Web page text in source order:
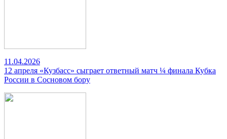
11.04.2026
12 апреля «Кузбасс» сыграет ответный матч ¼ финала Кубка
России в Сосновом бору